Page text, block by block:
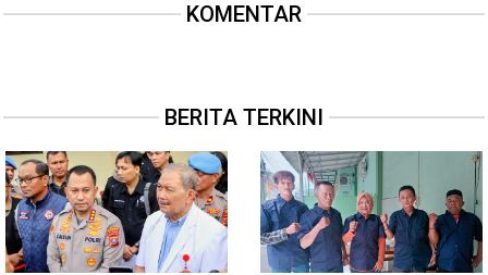
KOMENTAR
BERITA TERKINI